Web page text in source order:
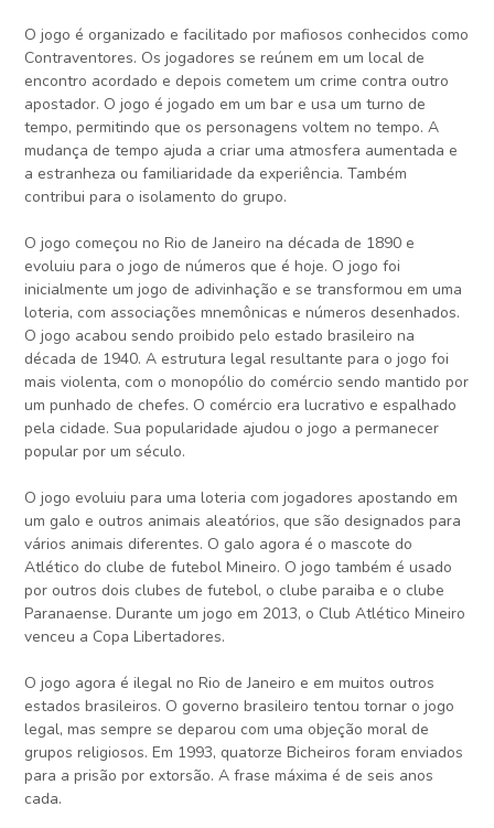
O jogo é organizado e facilitado por mafiosos conhecidos como
Contraventores. Os jogadores se reúnem em um local de
encontro acordado e depois cometem um crime contra outro
apostador. O jogo é jogado em um bar e usa um turno de
tempo, permitindo que os personagens voltem no tempo. A
mudança de tempo ajuda a criar uma atmosfera aumentada e
a estranheza ou familiaridade da experiência. Também
contribui para o isolamento do grupo.
O jogo começou no Rio de Janeiro na década de 1890 e
evoluiu para o jogo de números que é hoje. O jogo foi
inicialmente um jogo de adivinhação e se transformou em uma
loteria, com associações mnemônicas e números desenhados.
O jogo acabou sendo proibido pelo estado brasileiro na
década de 1940. A estrutura legal resultante para o jogo foi
mais violenta, com o monopólio do comércio sendo mantido por
um punhado de chefes. O comércio era lucrativo e espalhado
pela cidade. Sua popularidade ajudou o jogo a permanecer
popular por um século.
O jogo evoluiu para uma loteria com jogadores apostando em
um galo e outros animais aleatórios, que são designados para
vários animais diferentes. O galo agora é o mascote do
Atlético do clube de futebol Mineiro. O jogo também é usado
por outros dois clubes de futebol, o clube paraiba e o clube
Paranaense. Durante um jogo em 2013, o Club Atlético Mineiro
venceu a Copa Libertadores.
O jogo agora é ilegal no Rio de Janeiro e em muitos outros
estados brasileiros. O governo brasileiro tentou tornar o jogo
legal, mas sempre se deparou com uma objeção moral de
grupos religiosos. Em 1993, quatorze Bicheiros foram enviados
para a prisão por extorsão. A frase máxima é de seis anos
cada.